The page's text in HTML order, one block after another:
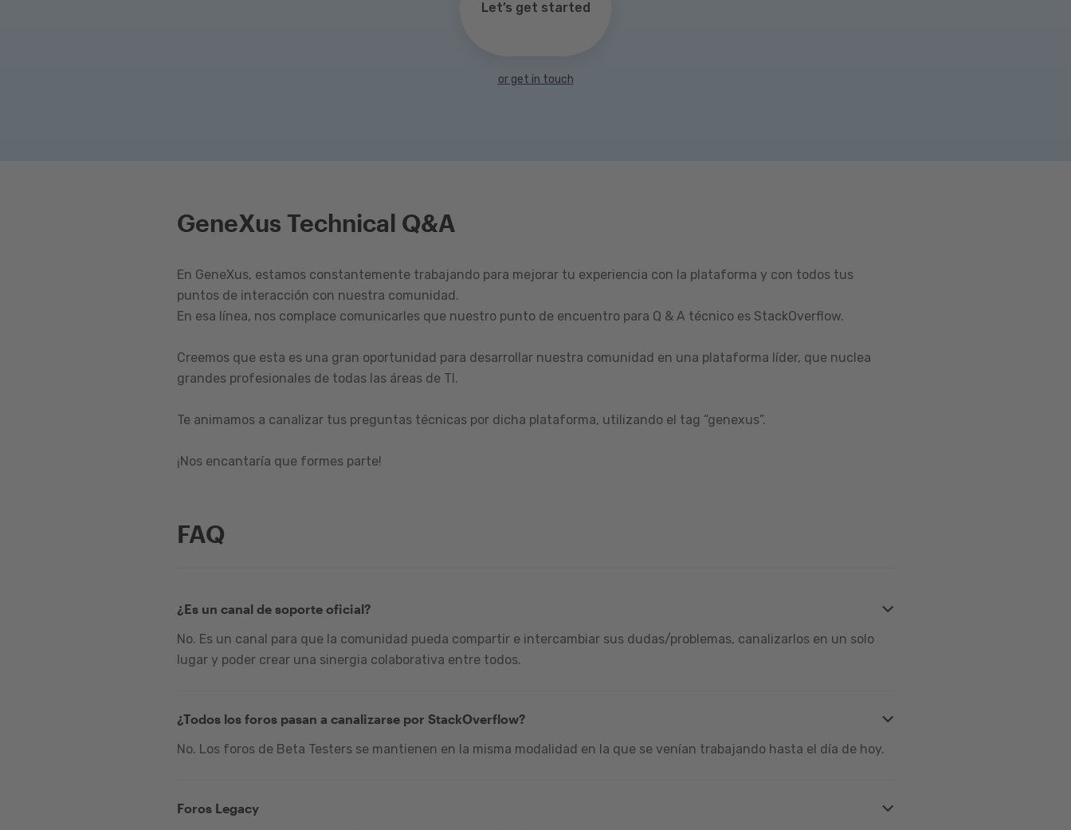
Let’s get started
or get in touch
GeneXus Technical Q&A
En GeneXus, estamos constantemente trabajando para mejorar tu experiencia con la plataforma y con todos tus
puntos de interacción con nuestra comunidad.
En esa línea, nos complace comunicarles que nuestro punto de encuentro para Q & A técnico es StackOverflow.
Creemos que esta es una gran oportunidad para desarrollar nuestra comunidad en una plataforma líder, que nuclea
grandes profesionales de todas las áreas de TI.
Te animamos a canalizar tus preguntas técnicas por dicha plataforma, utilizando el tag “genexus”.
¡Nos encantaría que formes parte!
FAQ
¿Es un canal de soporte oficial?
No. Es un canal para que la comunidad pueda compartir e intercambiar sus dudas/problemas, canalizarlos en un solo
lugar y poder crear una sinergia colaborativa entre todos.
¿Todos los foros pasan a canalizarse por StackOverflow?
No. Los foros de Beta Testers se mantienen en la misma modalidad en la que se venían trabajando hasta el día de hoy.
Foros Legacy